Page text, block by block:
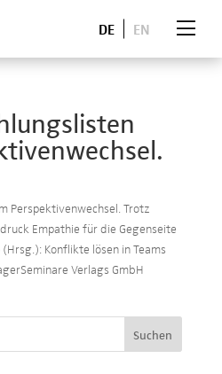
DE EN
Perspektivenwechsel. Trotz
Empathie für die Gegenseite
Konflikte lösen in Teams
Verlags GmbH